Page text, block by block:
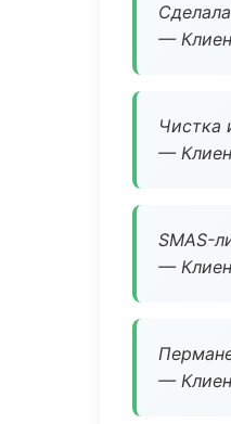
—
Чистка
—
SMAS-
—
—